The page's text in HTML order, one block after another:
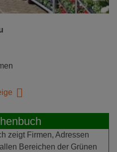
zeigt Firmen, Adressen
Bereichen der Grünen